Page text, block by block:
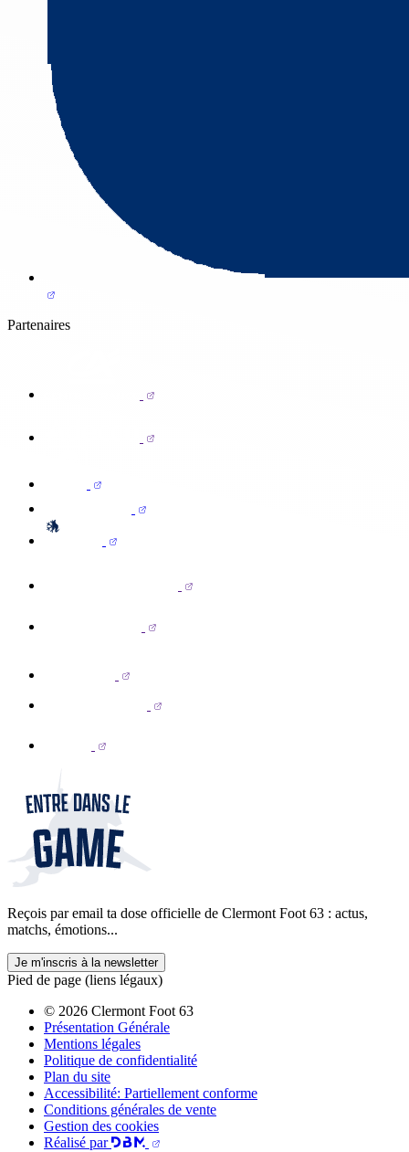
Partenaires
Reçois par email ta dose officielle de Clermont Foot 63 : actus,
matchs, émotions...
Je m'inscris à la newsletter
Pied de page (liens légaux)
© 2026 Clermont Foot 63
Présentation Générale
Mentions légales
Politique de confidentialité
Plan du site
Accessibilité: Partiellement conforme
Conditions générales de vente
Gestion des cookies
Réalisé par